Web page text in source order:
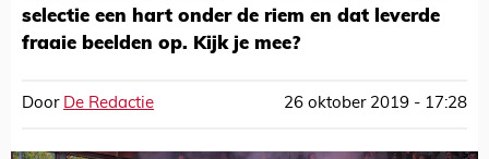
selectie een hart onder de riem en dat leverde
fraaie beelden op. Kijk je mee?
Door De Redactie 26 oktober 2019 - 17:28